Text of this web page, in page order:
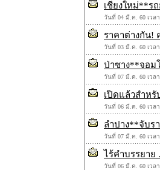
เชียงใหม่**ร
วันที่ 04 มี.ค. 60 เวล
ราคาต่างกัน!
วันที่ 03 มี.ค. 60 เวล
ป่าซาง**จอม
วันที่ 07 มี.ค. 60 เวล
เปิดแล้วสำหรั
วันที่ 06 มี.ค. 60 เวล
ลำปาง**จับร
วันที่ 07 มี.ค. 60 เวล
ไร้คำบรรยาย
วันที่ 06 มี.ค. 60 เวล